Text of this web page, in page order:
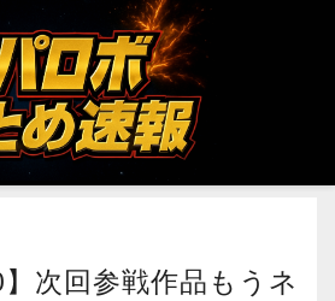
】次回参戦作品もうネ